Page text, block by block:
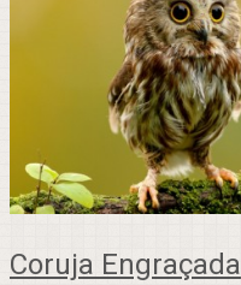
Coruja Engraçada